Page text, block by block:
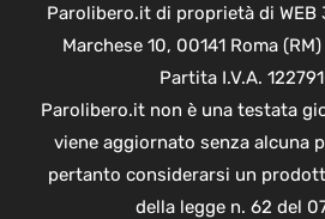
Parolibero.it di proprietà di WEB
Marchese 10, 00141 Roma
Partita I.V.A.
Parolibero.it non è una testata
viene aggiornato senza alcuna
pertanto considerarsi un
della legge n. 62 del